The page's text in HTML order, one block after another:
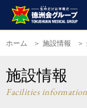
ホーム 施設情報
施設情報
Facilities information